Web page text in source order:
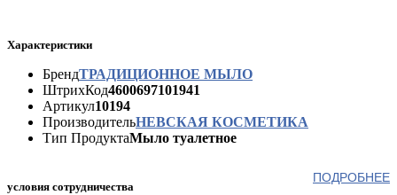
Характеристики
БрендТРАДИЦИОННОЕ МЫЛО
ШтрихКод4600697101941
Артикул10194
ПроизводительНЕВСКАЯ КОСМЕТИКА
Тип ПродуктаМыло туалетное
условия сотрудничества
ПОДРОБНЕЕ